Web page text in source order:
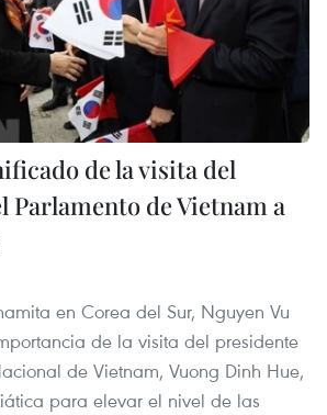
de la visita del
Parlamento de Vietnam a
en Corea del Sur, Nguyen Vu
de la visita del presidente
de Vietnam, Vuong Dinh Hue,
para elevar el nivel de las